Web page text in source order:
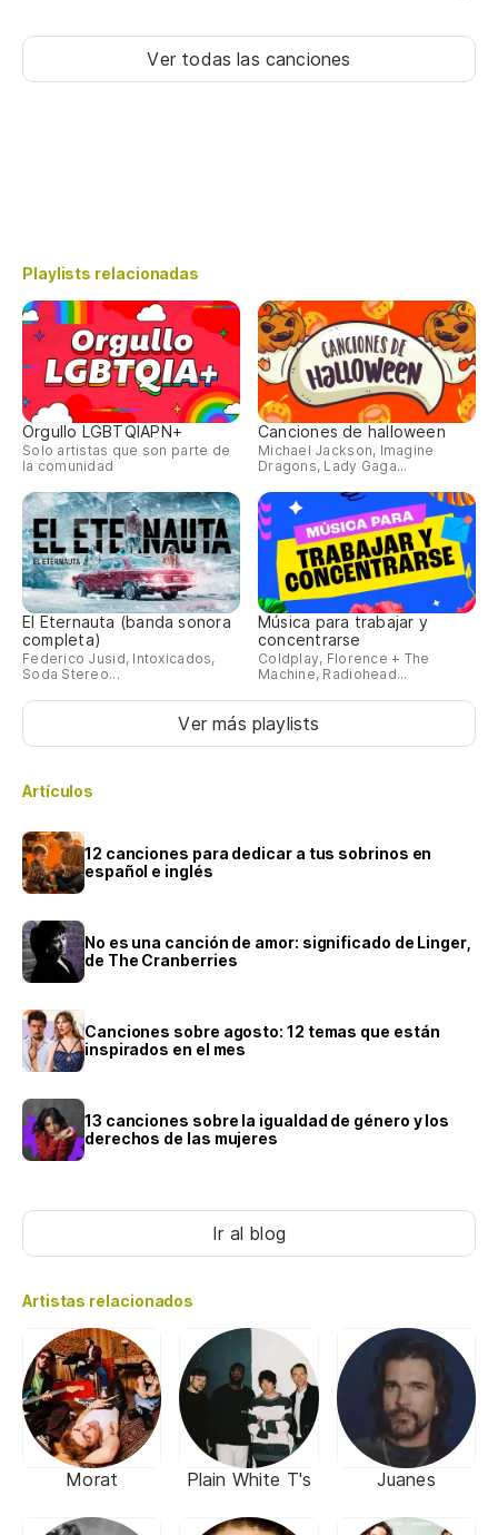
Ver todas las canciones
Playlists relacionadas
Orgullo LGBTQIAPN+
Solo artistas que son parte de
la comunidad
Canciones de halloween
Michael Jackson, Imagine
Dragons, Lady Gaga...
El Eternauta (banda sonora
completa)
Federico Jusid, Intoxicados,
Soda Stereo...
Música para trabajar y
concentrarse
Coldplay, Florence + The
Machine, Radiohead...
Ver más playlists
Artículos
12 canciones para dedicar a tus sobrinos en
español e inglés
No es una canción de amor: significado de Linger,
de The Cranberries
Canciones sobre agosto: 12 temas que están
inspirados en el mes
13 canciones sobre la igualdad de género y los
derechos de las mujeres
Ir al blog
Artistas relacionados
Morat Plain White T's Juanes